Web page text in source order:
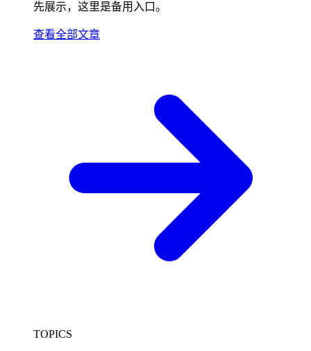
先展示，这里是备用入口。
查看全部文章
TOPICS